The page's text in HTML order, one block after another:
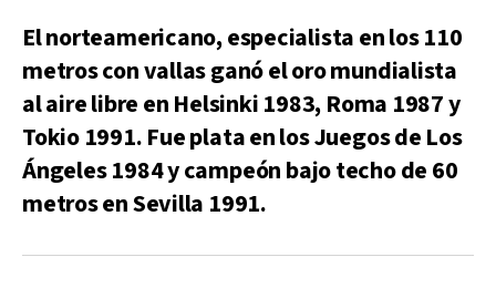
El norteamericano, especialista en los 110
metros con vallas ganó el oro mundialista
al aire libre en Helsinki 1983, Roma 1987 y
Tokio 1991. Fue plata en los Juegos de Los
Ángeles 1984 y campeón bajo techo de 60
metros en Sevilla 1991.